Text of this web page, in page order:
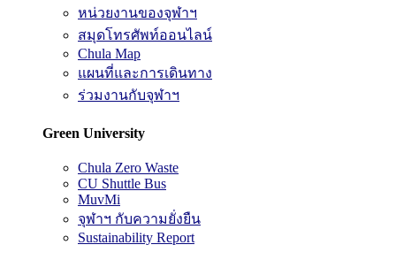
หน่วยงานของจุฬาฯ
สมุดโทรศัพท์ออนไลน์
Chula Map
แผนที่และการเดินทาง
ร่วมงานกับจุฬาฯ
Green University
Chula Zero Waste
CU Shuttle Bus
MuvMi
จุฬาฯ กับความยั่งยืน
Sustainability Report